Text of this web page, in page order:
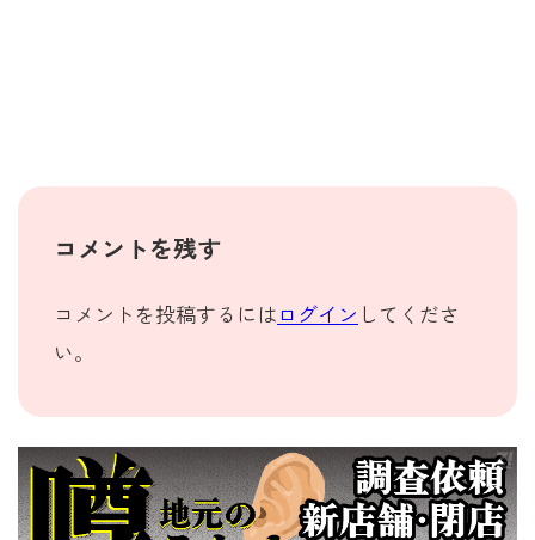
コメントを残す
コメントを投稿するには ログイン してくださ
い。